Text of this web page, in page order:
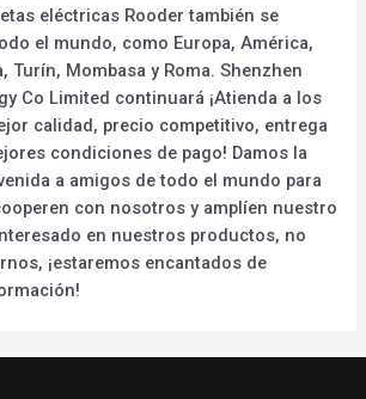
eléctricas Rooder también se
el mundo, como Europa, América,
Turín, Mombasa y Roma. Shenzhen
Co Limited continuará ¡Atienda a los
calidad, precio competitivo, entrega
condiciones de pago! Damos la
a amigos de todo el mundo para
con nosotros y amplíen nuestro
en nuestros productos, no
¡estaremos encantados de